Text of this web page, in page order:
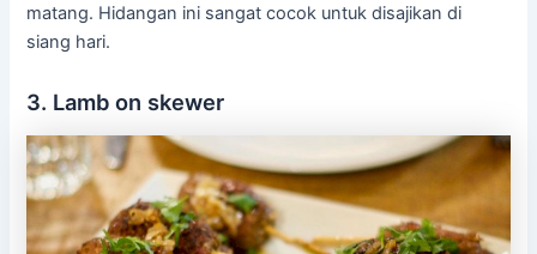
matang. Hidangan ini sangat cocok untuk disajikan di
siang hari.
3. Lamb on skewer